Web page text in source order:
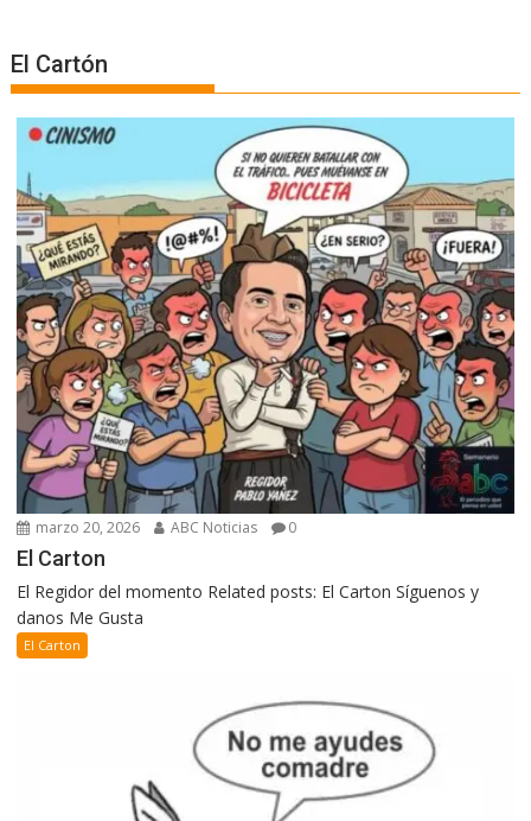
El Cartón
marzo 20, 2026 ABC Noticias 0
El Carton
El Regidor del momento Related posts: El Carton Síguenos y
danos Me Gusta
El Carton